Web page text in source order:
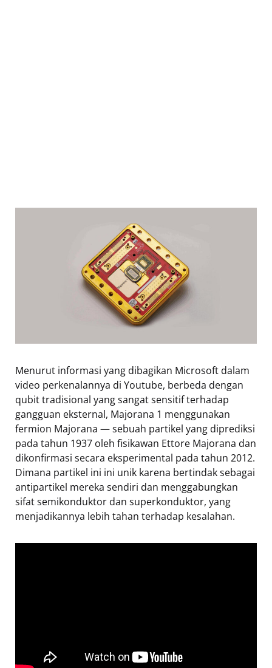
Menurut informasi yang dibagikan Microsoft dalam
video perkenalannya di Youtube, berbeda dengan
qubit tradisional yang sangat sensitif terhadap
gangguan eksternal, Majorana 1 menggunakan
fermion Majorana — sebuah partikel yang diprediksi
pada tahun 1937 oleh fisikawan Ettore Majorana dan
dikonfirmasi secara eksperimental pada tahun 2012.
Dimana partikel ini ini unik karena bertindak sebagai
antipartikel mereka sendiri dan menggabungkan
sifat semikonduktor dan superkonduktor, yang
menjadikannya lebih tahan terhadap kesalahan.